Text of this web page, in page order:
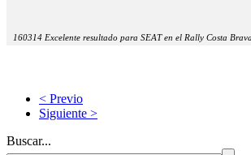
160314 Excelente resultado para SEAT en el Rally Costa
< Previo
Siguiente >
Buscar...